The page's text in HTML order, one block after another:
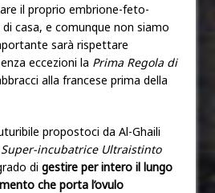
il proprio embrione-feto-
casa, e comunque non siamo
sarà rispettare
eccezioni la Prima Regola di
alla francese prima della
propostoci da Al-Ghaili
Super-incubatrice Ultraistinto
di gestire per intero il lungo
che porta l’ovulo